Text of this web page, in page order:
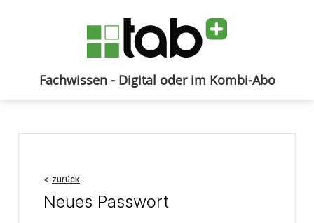
Fachwissen - Digital oder im Kombi-Abo